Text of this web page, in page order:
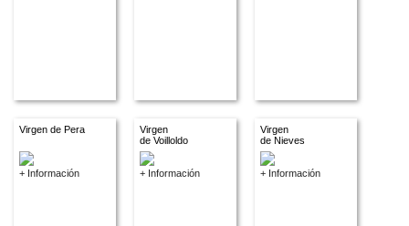
Virgen de Pera
+ Información
Virgen
de Voilloldo
+ Información
Virgen
de Nieves
+ Información